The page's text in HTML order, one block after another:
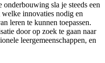
sla je steeds een
innovaties nodig en
leren te kunnen toepassen.
door op zoek te gaan naar
leergemeenschappen, en